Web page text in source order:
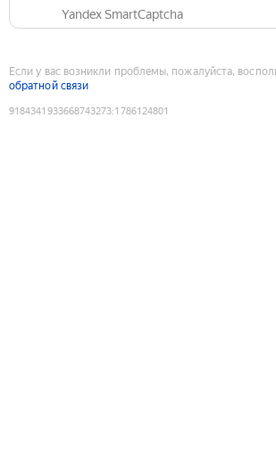
Yandex SmartCaptcha
Если у вас возникли проблемы, пожалуйста,
обратной связи
9184341933668743273:1786124801